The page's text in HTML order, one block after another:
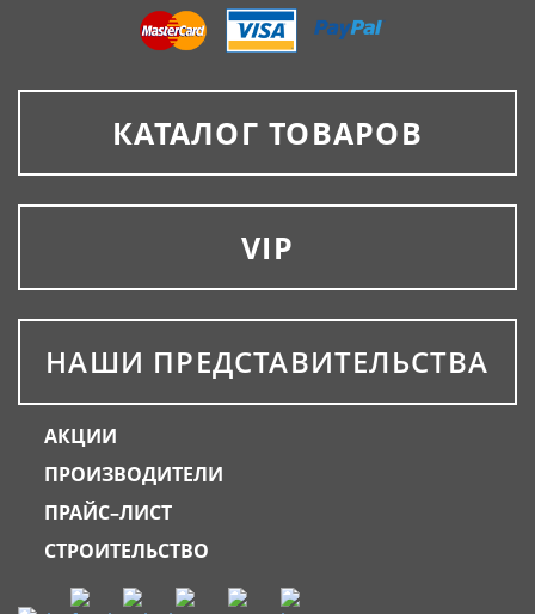
КАТАЛОГ ТОВАРОВ
VIP
НАШИ ПРЕДСТАВИТЕЛЬСТВА
АКЦИИ
ПРОИЗВОДИТЕЛИ
ПРАЙС–ЛИСТ
СТРОИТЕЛЬСТВО